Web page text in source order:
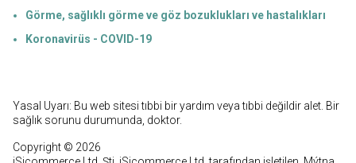
Görme, sağlıklı görme ve göz bozuklukları ve hastalıkları
Koronavirüs - COVID-19
Yasal Uyarı: Bu web sitesi tıbbi bir yardım veya tıbbi değildir alet. Bir
sağlık sorunu durumunda, doktor.
Copyright © 2026